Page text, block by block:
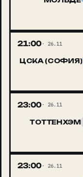
21:00 26.11
ЦСКА (СОФИЯ)
23:00 26.11
ТОТТЕНХЭМ
23:00 26.11